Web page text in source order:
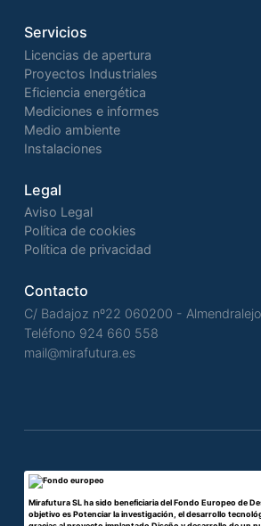
Servicios
Licencias de apertura
Proyectos Industriales
Eficiencia energética
Mediciones e informes
Medio ambiente
Instalaciones
Legal
Aviso Legal
Política de cookies
Política de privacidad
Contacto
C/ Badajoz nº22 060200 -
Teléfono 924 660 558
mail@mirafutura.es
Mirafutura SL ha sido beneficiaria del Fondo Europeo de
objetivo es Potenciar la investigación, el desarrollo